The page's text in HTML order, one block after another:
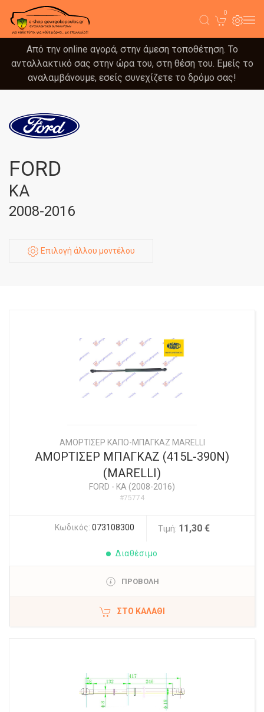
0
Από την online αγορά, στην άμεση τοποθέτηση. Το
ανταλλακτικό σας στην ώρα του, στη θέση του. Εμείς το
αναλαμβάνουμε, εσείς συνεχίζετε το δρόμο σας!
FORD
KA
2008-2016
Επιλογή άλλου μοντέλου
ΑΜΟΡΤΙΣΕΡ ΚΑΠΟ-ΜΠΑΓΚΑΖ MARELLI
ΑΜΟΡΤΙΣΕΡ ΜΠΑΓΚΑΖ (415L-390N)
(MARELLI)
FORD - KA (2008-2016)
#75774
Κωδικός: 073108300 Τιμή: 11,30 €
Διαθέσιμο
ΠΡΟΒΟΛΗ
ΣΤΟ ΚΑΛΆΘΙ